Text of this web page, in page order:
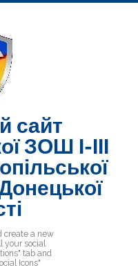
сайт
ЗОШ І-ІІІ
create a new
social
tab and
Icons"